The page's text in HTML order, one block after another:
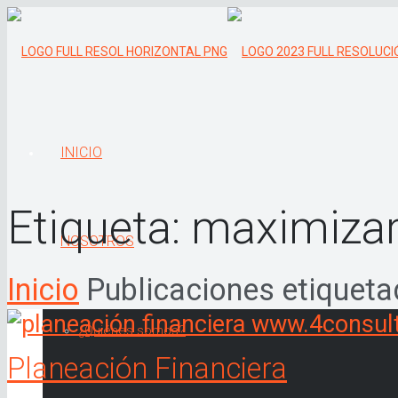
INICIO
NOSOTROS
¿Quiénes somos?
Etiqueta:
Inicio Publicaciones
Planeación Financiera